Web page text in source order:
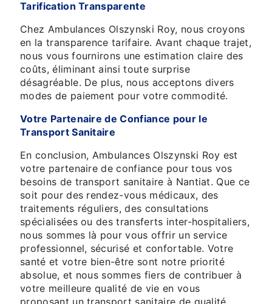
Tarification Transparente
Chez Ambulances Olszynski Roy, nous croyons
en la transparence tarifaire. Avant chaque trajet,
nous vous fournirons une estimation claire des
coûts, éliminant ainsi toute surprise
désagréable. De plus, nous acceptons divers
modes de paiement pour votre commodité.
Votre Partenaire de Confiance pour le
Transport Sanitaire
En conclusion, Ambulances Olszynski Roy est
votre partenaire de confiance pour tous vos
besoins de transport sanitaire à Nantiat. Que ce
soit pour des rendez-vous médicaux, des
traitements réguliers, des consultations
spécialisées ou des transferts inter-hospitaliers,
nous sommes là pour vous offrir un service
professionnel, sécurisé et confortable. Votre
santé et votre bien-être sont notre priorité
absolue, et nous sommes fiers de contribuer à
votre meilleure qualité de vie en vous